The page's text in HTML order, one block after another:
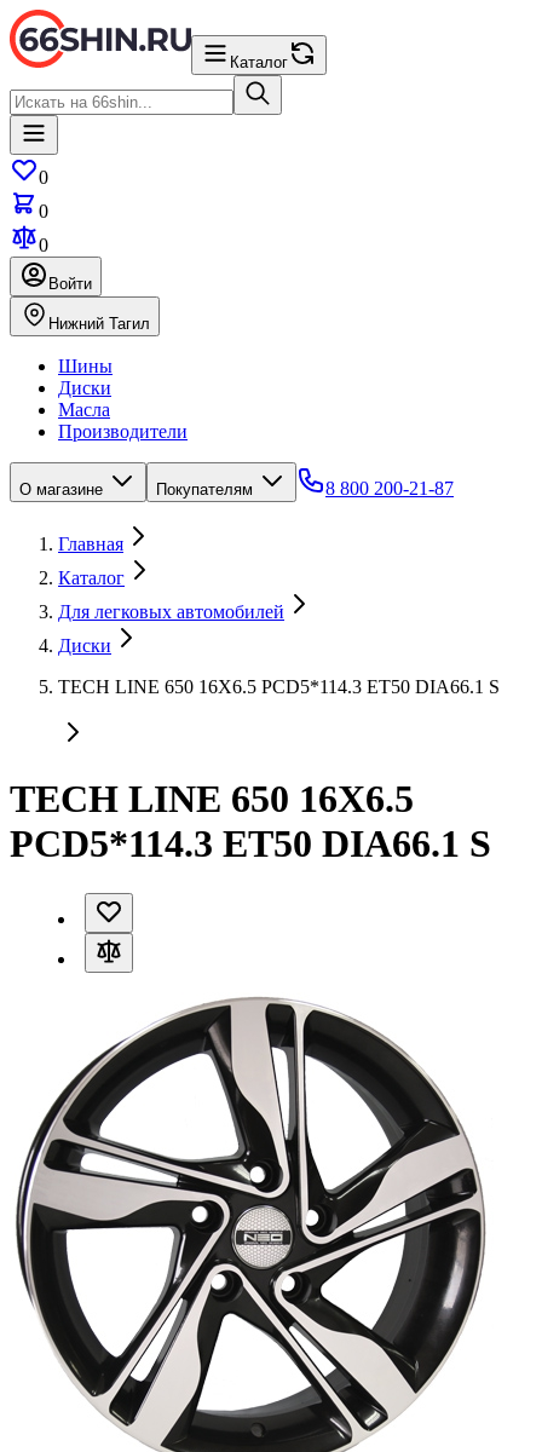
Каталог
0
0
0
Войти
Нижний Тагил
Шины
Диски
Масла
Производители
О магазине Покупателям 8 800 200-21-87
Главная
Каталог
Для легковых автомобилей
Диски
TECH LINE 650 16X6.5 PCD5*114.3 ET50 DIA66.1 S
TECH LINE 650 16X6.5
PCD5*114.3 ET50 DIA66.1 S